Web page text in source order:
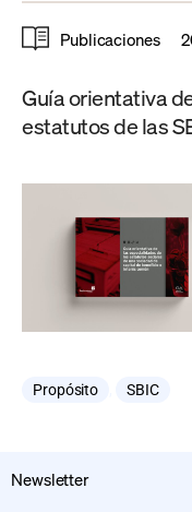
Publicaciones
Guía orientativa
estatutos de las
Propósito SBIC
Newsletter